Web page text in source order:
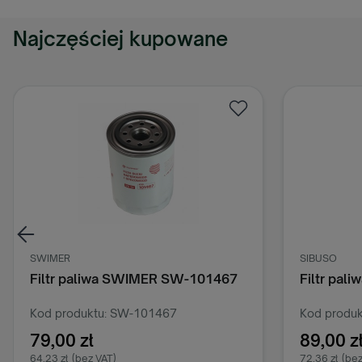
Najczęściej kupowane
SWIMER
Filtr paliwa SWIMER SW-101467
Kod produktu: SW-101467
79,00 zł
64,23 zł (bez VAT)
SIBUSO
Filtr
Kod
89,00
72,36 zł